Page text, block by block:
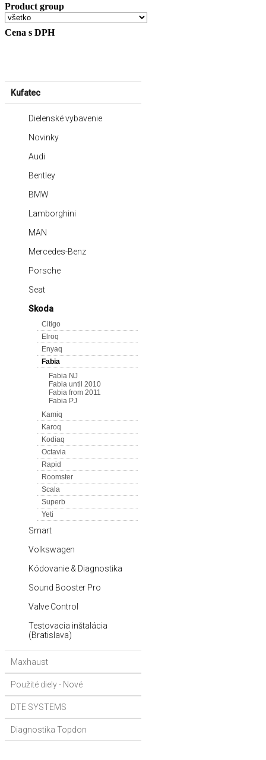
Product group
Cena s DPH
Kufatec
Dielenské vybavenie
Novinky
Audi
Bentley
BMW
Lamborghini
MAN
Mercedes-Benz
Porsche
Seat
Skoda
Citigo
Elroq
Enyaq
Fabia
Fabia NJ
Fabia until 2010
Fabia from 2011
Fabia PJ
Kamiq
Karoq
Kodiaq
Octavia
Rapid
Roomster
Scala
Superb
Yeti
Smart
Volkswagen
Kódovanie & Diagnostika
Sound Booster Pro
Valve Control
Testovacia inštalácia
(Bratislava)
Maxhaust
Použité diely - Nové
DTE SYSTEMS
Diagnostika Topdon